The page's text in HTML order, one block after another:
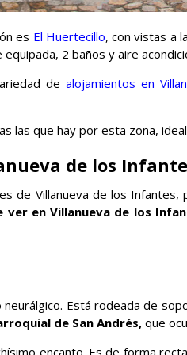
es El Huertecillo, con vistas a
2 baños y aire
de alojamientos en
las que hay por esta zona,
de los
de Villanueva de los Infantes,
en Villanueva de los
neurálgico. Está rodeada de
de San Andrés, que
encanto. Es de forma